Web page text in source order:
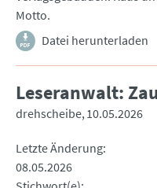
Motto.
Datei herunterladen
Leseranwalt:
drehscheibe 10.05.2026
Letzte Änderung
08.05.2026